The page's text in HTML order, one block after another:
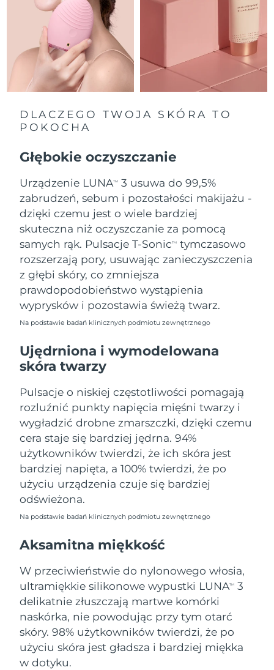
DLACZEGO TWOJA SKÓRA TO
POKOCHA
Głębokie oczyszczanie
Urządzenie LUNATM
3 usuwa do 99,5%
zabrudzeń, sebum i pozostałości makijażu -
dzięki czemu jest o wiele bardziej
skuteczna niż oczyszczanie za pomocą
samych rąk. Pulsacje T-SonicTM
tymczasowo
rozszerzają pory, usuwając zanieczyszczenia
z głębi skóry, co zmniejsza
prawdopodobieństwo wystąpienia
wyprysków i pozostawia świeżą twarz.
Na podstawie badań klinicznych podmiotu zewnętrznego
Ujędrniona i wymodelowana
skóra twarzy
Pulsacje o niskiej częstotliwości pomagają
rozluźnić punkty napięcia mięśni twarzy i
wygładzić drobne zmarszczki, dzięki czemu
cera staje się bardziej jędrna. 94%
użytkowników twierdzi, że ich skóra jest
bardziej napięta, a 100% twierdzi, że po
użyciu urządzenia czuje się bardziej
odświeżona.
Na podstawie badań klinicznych podmiotu zewnętrznego
Aksamitna miękkość
W przeciwieństwie do nylonowego włosia,
ultramiękkie silikonowe wypustki LUNATM
3
delikatnie złuszczają martwe komórki
naskórka, nie powodując przy tym otarć
skóry. 98% użytkowników twierdzi, że po
użyciu skóra jest gładsza i bardziej miękka
w dotyku.
Holandia
8/10/26
Nowa Zelandia
Oczekiwany czas dostawy
8/10/26
8/10/26
Filipiny
Polska
Oczekiwany czas dostawy
Portugalia
Oczekiwany czas dostawy
8/10/26
Portoryko
Oczekiwany czas dostawy
Katar
Reunion
Oczekiwany czas dostawy
Rumunia
Oczekiwany czas dostawy
8/10/26
Rosja
Oczekiwany czas dostawy
Arabia Saudyjska
Oczekiwany czas dostawy
Singapur
Słowacja
Oczekiwany czas dostawy
Słowenia
Oczekiwany czas dostawy
8/10/26
Republika
Południowej Afryki
Oczekiwany czas dostawy
Korea Południowa
Oczekiwany czas dostawy